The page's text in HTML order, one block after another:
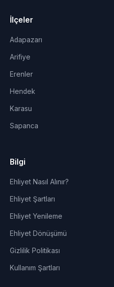
İlçeler
Adapazarı
Arifiye
Erenler
Hendek
Karasu
Sapanca
Bilgi
Ehliyet Nasıl Alınır?
Ehliyet Şartları
Ehliyet Yenileme
Ehliyet Dönüşümü
Gizlilik Politikası
Kullanım Şartları